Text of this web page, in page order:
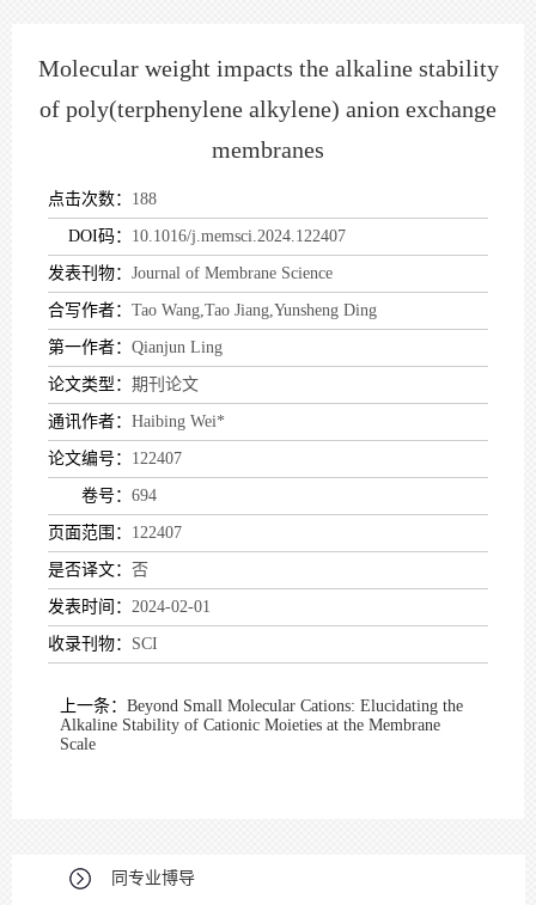
Molecular weight impacts the alkaline stability
of poly(terphenylene alkylene) anion exchange
membranes
点击次数： 188
DOI码： 10.1016/j.memsci.2024.122407
发表刊物： Journal of Membrane Science
合写作者： Tao Wang,Tao Jiang,Yunsheng Ding
第一作者： Qianjun Ling
论文类型： 期刊论文
通讯作者： Haibing Wei*
论文编号： 122407
卷号： 694
页面范围： 122407
是否译文： 否
发表时间： 2024-02-01
收录刊物： SCI
上一条： Beyond Small Molecular Cations: Elucidating the
Alkaline Stability of Cationic Moieties at the Membrane
Scale
同专业博导